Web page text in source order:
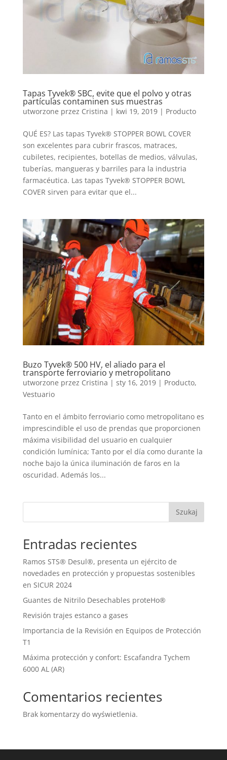
Tapas Tyvek® SBC, evite que el polvo y otras
partículas contaminen sus muestras
utworzone przez Cristina | kwi 19, 2019| Producto
QUÉ ES? Las tapas Tyvek® STOPPER BOWL COVER
son excelentes para cubrir frascos, matraces,
cubiletes, recipientes, botellas de medios, válvulas,
tuberías, mangueras y barriles para la industria
farmacéutica. Las tapas Tyvek® STOPPER BOWL
COVER sirven para evitar que el...
Buzo Tyvek® 500 HV, el aliado para el
transporte ferroviario y metropolitano
utworzone przez Cristina | sty 16, 2019| Producto,
Vestuario
Tanto en el ámbito ferroviario como metropolitano es
imprescindible el uso de prendas que proporcionen
máxima visibilidad del usuario en cualquier
condición lumínica; Tanto por el día como durante la
noche bajo la única iluminación de faros en la
oscuridad. Además los...
Szukaj
Entradas recientes
Ramos STS® Desul®, presenta un ejército de
novedades en protección y propuestas sostenibles
en SICUR 2024
Guantes de Nitrilo Desechables proteHo®
Revisión trajes estanco a gases
Importancia de la Revisión en Equipos de Protección
T1
Máxima protección y confort: Escafandra Tychem
6000 AL (AR)
Comentarios recientes
Brak komentarzy do wyświetlenia.